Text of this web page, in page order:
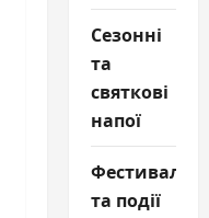
Сезонні
та
святкові
напої
Фестивалі
та події